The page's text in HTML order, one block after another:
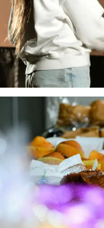
Virtualus asistentas
Sveiki! Taip, aš esu
dar tobulai atsimenu
informaciją. Jei visgi
Jums reikiamus
atsakingo specialisto.
Taigi... kuo galėčiau